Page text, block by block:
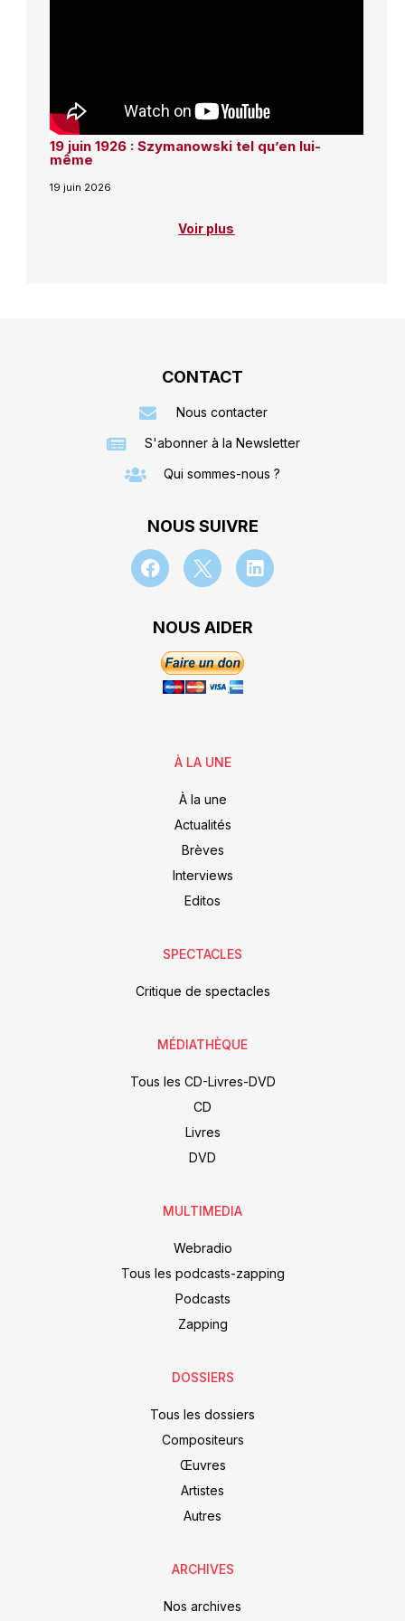
19 juin 1926 : Szymanowski tel qu’en lui-
même
19 juin 2026
Voir plus
CONTACT
Nous contacter
S'abonner à la Newsletter
Qui sommes-nous ?
NOUS SUIVRE
NOUS AIDER
À LA UNE
À la une
Actualités
Brèves
Interviews
Editos
SPECTACLES
Critique de spectacles
MÉDIATHÈQUE
Tous les CD-Livres-DVD
CD
Livres
DVD
MULTIMEDIA
Webradio
Tous les podcasts-zapping
Podcasts
Zapping
DOSSIERS
Tous les dossiers
Compositeurs
Œuvres
Artistes
Autres
ARCHIVES
Nos archives